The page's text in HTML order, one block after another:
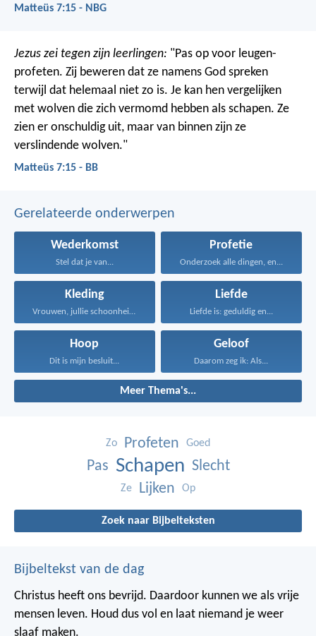
Matteüs 7:15 - NBG
Jezus zei tegen zijn leerlingen: "Pas op voor leugen-
profeten. Zij beweren dat ze namens God spreken
terwijl dat helemaal niet zo is. Je kan hen vergelijken
met wolven die zich vermomd hebben als schapen. Ze
zien er onschuldig uit, maar van binnen zijn ze
verslindende wolven."
Matteüs 7:15 - BB
Gerelateerde onderwerpen
Wederkomst
Stel dat je van...
Profetie
Onderzoek alle dingen, en...
Kleding
Vrouwen, jullie schoonheid wordt...
Liefde
Liefde is: geduldig en...
Hoop
Dit is mijn besluit...
Geloof
Daarom zeg ik: Als...
Meer Thema's...
Zo Profeten Goed
Pas Schapen Slecht
Ze Lijken Op
Zoek naar Bijbelteksten
Bijbeltekst van de dag
Christus heeft ons bevrijd. Daardoor kunnen we als vrije
mensen leven. Houd dus vol en laat niemand je weer
slaaf maken.